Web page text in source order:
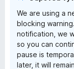
k
u
We are using a
blocking
notification, we
so you can
pause is
later, it will